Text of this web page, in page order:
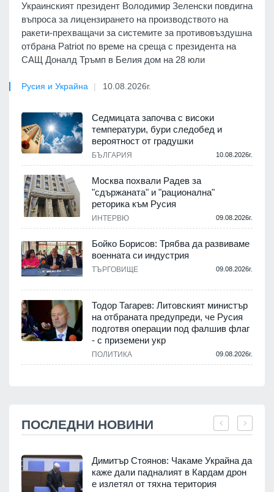
Украинският президент Володимир Зеленски повдигна
въпроса за лицензирането на производството на
ракети-прехващачи за системите за противовъздушна
отбрана Patriot по време на среща с президента на
САЩ Доналд Тръмп в Белия дом на 28 юли
Русия и Украйна 10.08.2026г.
Седмицата започва с високи
температури, бури следобед и
вероятност от градушки
БЪЛГАРИЯ 10.08.2026г.
Москва похвали Радев за
"сдържаната" и "рационална"
реторика към Русия
ИНТЕРВЮ 09.08.2026г.
Бойко Борисов: Трябва да развиваме
военната си индустрия
ТЪРГОВИЩЕ 09.08.2026г.
Тодор Тагарев: Литовският министър
на отбраната предупреди, че Русия
подготвя операции под фалшив флаг
- с приземени укр
ПОЛИТИКА 09.08.2026г.
ПОСЛЕДНИ НОВИНИ
Димитър Стоянов: Чакаме Украйна да
каже дали падналият в Кардам дрон
е излетял от тяхна територия